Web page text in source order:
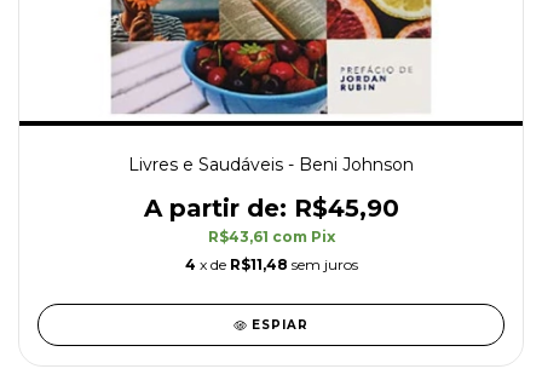
Livres e Saudáveis - Beni Johnson
R$45,90
R$43,61 com Pix
4 x de R$11,48 sem juros
ESPIAR